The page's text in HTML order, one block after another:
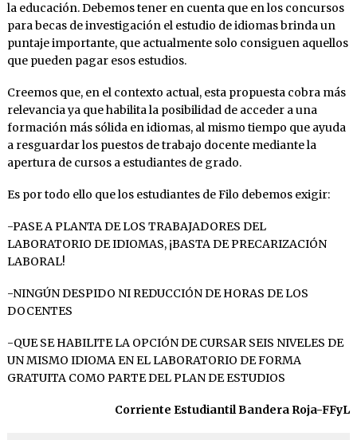
la educación. Debemos tener en cuenta que en los concursos
para becas de investigación el estudio de idiomas brinda un
puntaje importante, que actualmente solo consiguen aquellos
que pueden pagar esos estudios.
Creemos que, en el contexto actual, esta propuesta cobra más
relevancia ya que habilita la posibilidad de acceder a una
formación más sólida en idiomas, al mismo tiempo que ayuda
a resguardar los puestos de trabajo docente mediante la
apertura de cursos a estudiantes de grado.
Es por todo ello que los estudiantes de Filo debemos exigir:
-PASE A PLANTA DE LOS TRABAJADORES DEL
LABORATORIO DE IDIOMAS, ¡BASTA DE PRECARIZACIÓN
LABORAL!
-NINGÚN DESPIDO NI REDUCCIÓN DE HORAS DE LOS
DOCENTES
-QUE SE HABILITE LA OPCIÓN DE CURSAR SEIS NIVELES DE
UN MISMO IDIOMA EN EL LABORATORIO DE FORMA
GRATUITA COMO PARTE DEL PLAN DE ESTUDIOS
Corriente Estudiantil Bandera Roja-FFyL